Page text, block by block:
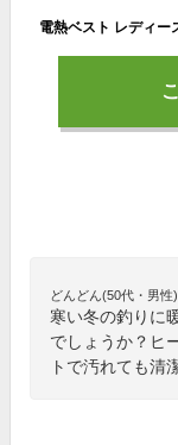
どんどん(50代・男性)
寒い冬の釣りに
でしょうか？ヒ
トで汚れても清